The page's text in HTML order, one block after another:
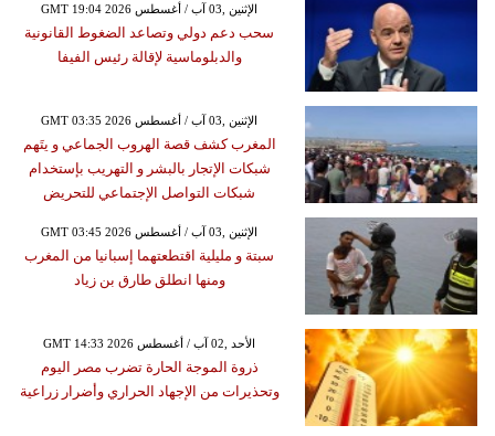
GMT 19:04 2026 الإثنين ,03 آب / أغسطس
سحب دعم دولي وتصاعد الضغوط القانونية
والدبلوماسية لإقالة رئيس الفيفا
GMT 03:35 2026 الإثنين ,03 آب / أغسطس
المغرب كشف قصة الهروب الجماعي و يتَهم
شبكات الإتجار بالبشر و التهريب بإستخدام
شبكات التواصل الإجتماعي للتحريض
GMT 03:45 2026 الإثنين ,03 آب / أغسطس
سبتة و مليلية اقتطعتهما إسبانيا من المغرب
ومنها انطلق طارق بن زياد
GMT 14:33 2026 الأحد ,02 آب / أغسطس
ذروة الموجة الحارة تضرب مصر اليوم
وتحذيرات من الإجهاد الحراري وأضرار زراعية